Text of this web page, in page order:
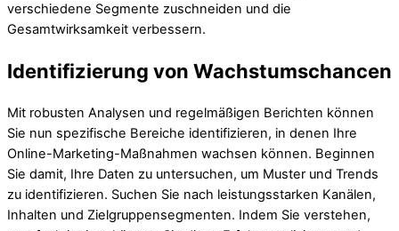
verschiedene Segmente zuschneiden und die
Gesamtwirksamkeit verbessern.
Identifizierung von Wachstumschancen
Mit robusten Analysen und regelmäßigen Berichten können
Sie nun spezifische Bereiche identifizieren, in denen Ihre
Online-Marketing-Maßnahmen wachsen können. Beginnen
Sie damit, Ihre Daten zu untersuchen, um Muster und Trends
zu identifizieren. Suchen Sie nach leistungsstarken Kanälen,
Inhalten und Zielgruppensegmenten. Indem Sie verstehen,